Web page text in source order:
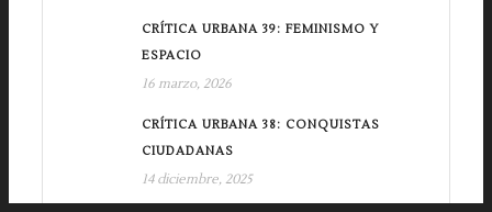
CRÍTICA URBANA 39: FEMINISMO Y
ESPACIO
16 marzo, 2026
CRÍTICA URBANA 38: CONQUISTAS
CIUDADANAS
14 diciembre, 2025